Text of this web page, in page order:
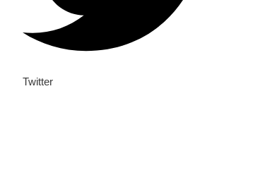
Twitter